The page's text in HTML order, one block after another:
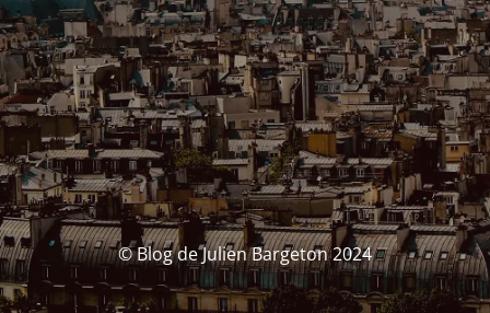
© Blog de Julien Bargeton 2024